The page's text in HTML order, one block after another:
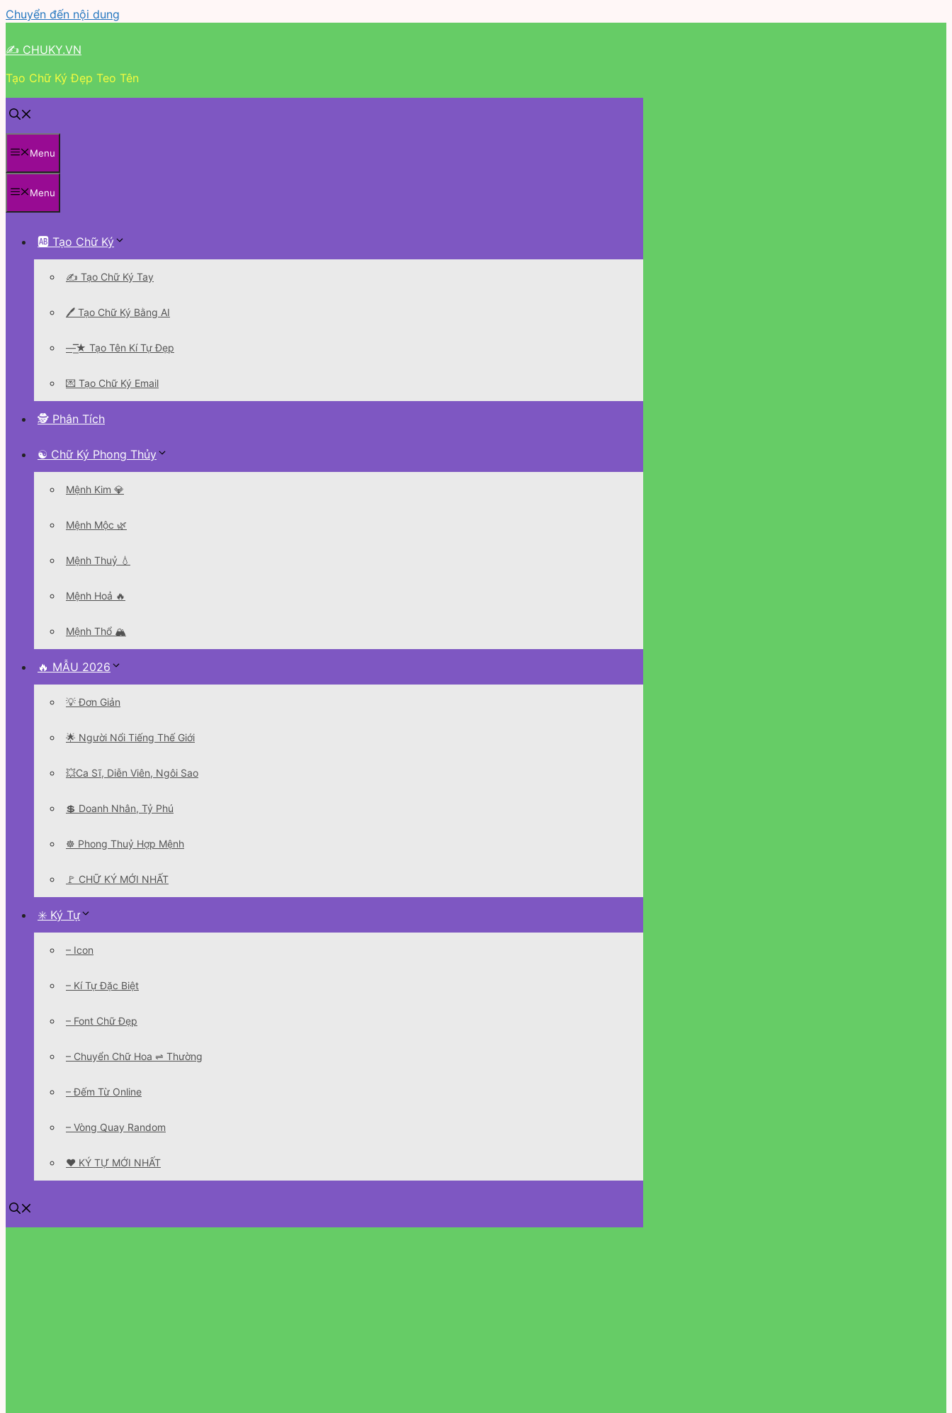
Chuyển đến nội dung
✍ CHUKY.VN
Tạo Chữ Ký Đẹp Teo Tên
Menu
Menu
🆎 Tạo Chữ Ký
✍️ Tạo Chữ Ký Tay
🖊 Tạo Chữ Ký Bằng AI
—͟͞͞★ Tạo Tên Kí Tự Đẹp
💌 Tạo Chữ Ký Email
🕵 Phân Tích
☯ Chữ Ký Phong Thủy
Mệnh Kim 💎
Mệnh Mộc 🌿
Mệnh Thuỷ 💧
Mệnh Hoả 🔥
Mệnh Thổ 🏔️
🔥 MẪU 2026
💡 Đơn Giản
🌟 Người Nổi Tiếng Thế Giới
💥Ca Sĩ, Diễn Viên, Ngôi Sao
💲 Doanh Nhân, Tỷ Phú
☸️ Phong Thuỷ Hợp Mệnh
🚩 CHỮ KÝ MỚI NHẤT
✳️ Ký Tự
– Icon
– Kí Tự Đặc Biệt
– Font Chữ Đẹp
– Chuyển Chữ Hoa ⇌ Thường
– Đếm Từ Online
– Vòng Quay Random
❤️ KÝ TỰ MỚI NHẤT